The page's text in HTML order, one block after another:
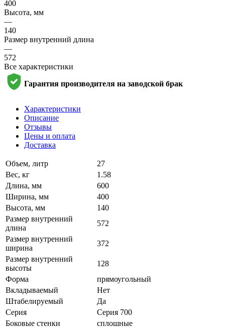
400
Высота, мм
—
140
Размер внутренний длина
—
572
Все характеристики
Гарантия производителя на заводской брак
Характеристики
Описание
Отзывы
Цены и оплата
Доставка
Объем, литр
27
Вес, кг
1.58
Длина, мм
600
Ширина, мм
400
Высота, мм
140
Размер внутренний
длина
572
Размер внутренний
ширина
372
Размер внутренний
высоты
128
Форма
прямоугольный
Вкладываемый
Нет
Штабелируемый
Да
Серия
Серия 700
Боковые стенки
сплошные